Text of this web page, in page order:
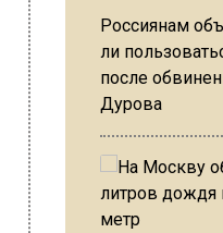
Россиянам
ли
после
Дурова